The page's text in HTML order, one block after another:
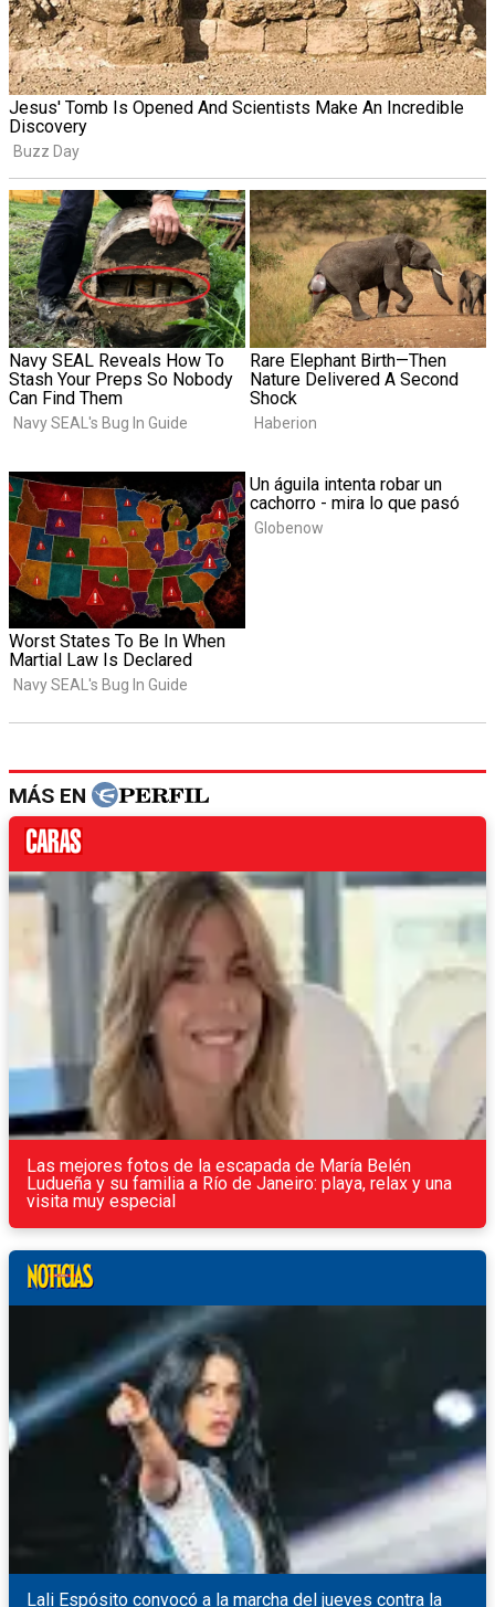
MÁS EN
Las mejores fotos de la escapada de María Belén
Ludueña y su familia a Río de Janeiro: playa, relax y una
visita muy especial
Lali Espósito convocó a la marcha del jueves contra la